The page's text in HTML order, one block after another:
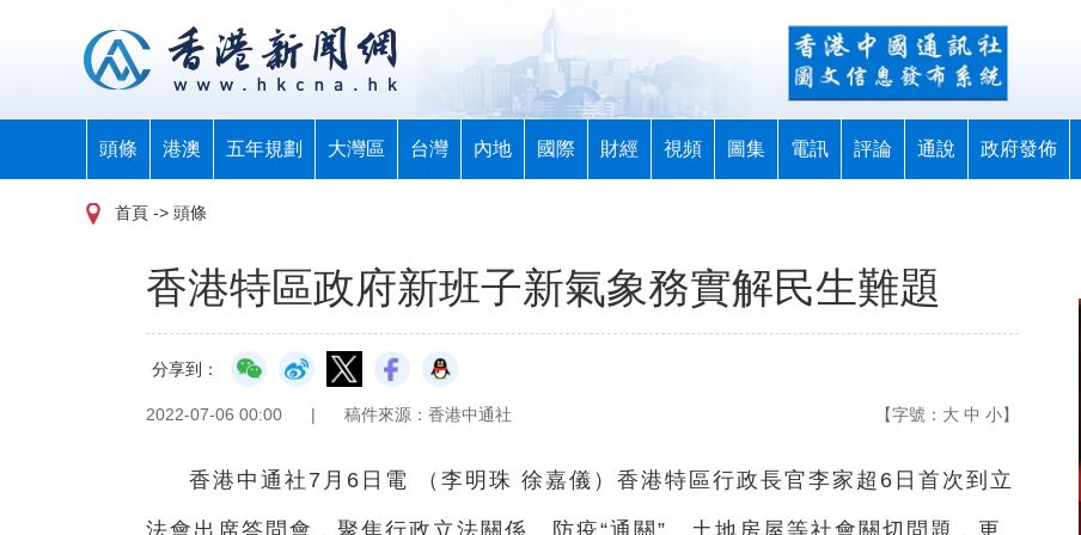
頭條 港澳 五年規劃 大灣區 台灣 內地 國際 財經 視頻 圖集 電訊 評論 通說 政府發佈
首頁 -> 頭條
香港特區政府新班子新氣象務實解民生難題
分享到：
2022-07-06 00:00 | 稿件來源：香港中通社 【字號： 大 中 小】
香港中通社7月6日電 （ 李明珠 徐嘉儀） 香港特區行政長官李家超6日首次到立
法會出席答問會，聚焦行政立法關係、防疫“通關”、土地房屋等社會關切問題，更